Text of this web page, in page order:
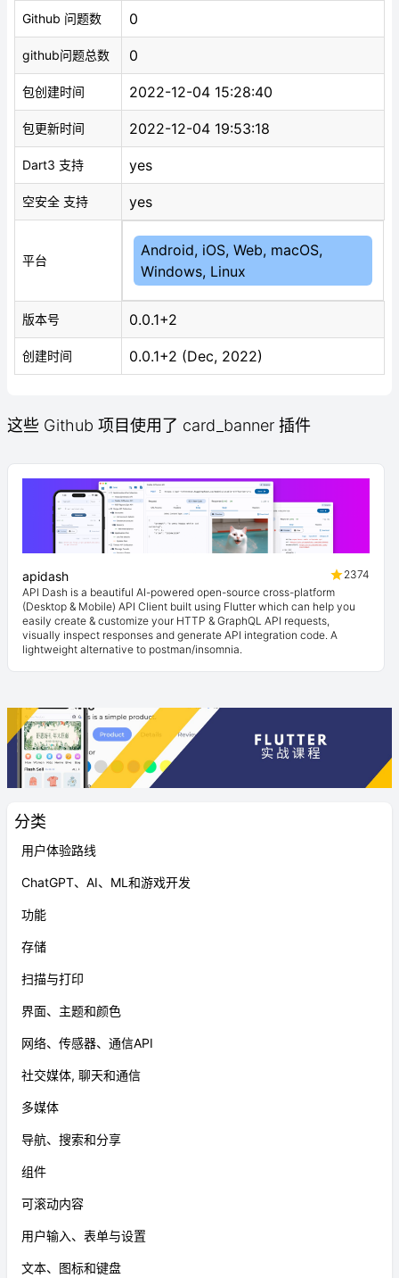
分类
用户体验路线
ChatGPT、AI、ML和游戏开发
功能
存储
扫描与打印
界面、主题和颜色
网络、传感器、通信API
社交媒体, 聊天和通信
多媒体
导航、搜索和分享
组件
可滚动内容
用户输入、表单与设置
文本、图标和键盘
Github 问题数 0
github问题总数 0
包创建时间 2022-12-04 15:28:40
包更新时间 2022-12-04 19:53:18
Dart3 支持 yes
空安全 支持 yes
平台
Android, iOS, Web, macOS,
Windows, Linux
版本号 0.0.1+2
创建时间 0.0.1+2 (Dec, 2022)
这些 Github 项目使用了 card_banner 插件
apidash
2374
API Dash is a beautiful AI-powered open-source cross-platform
(Desktop & Mobile) API Client built using Flutter which can help you
easily create & customize your HTTP & GraphQL API requests,
visually inspect responses and generate API integration code. A
lightweight alternative to postman/insomnia.